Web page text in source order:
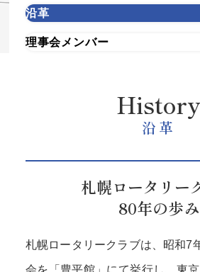
沿革
理事会メンバー
History
沿革
札幌ロータリー
80年の歩み
札幌ロータリークラブは、昭和7
会を「豊平館」にて挙行し、東京